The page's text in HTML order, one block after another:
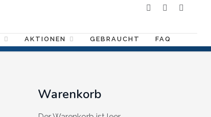
AKTIONEN GEBRAUCHT FAQ
Warenkorb